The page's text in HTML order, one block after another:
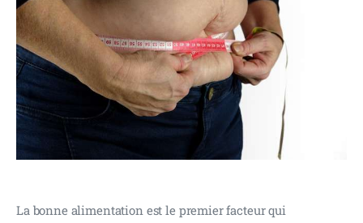
La bonne alimentation est le premier facteur qui